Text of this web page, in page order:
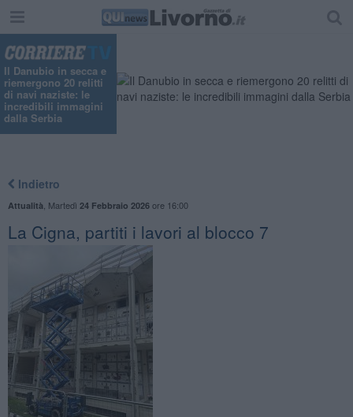
Il Danubio in secca e
riemergono 20 relitti
di navi naziste: le
incredibili immagini
dalla Serbia
Indietro
Attualità Martedì 24 Febbraio 2026ore 16:00
La Cigna, partiti i lavori al blocco 7